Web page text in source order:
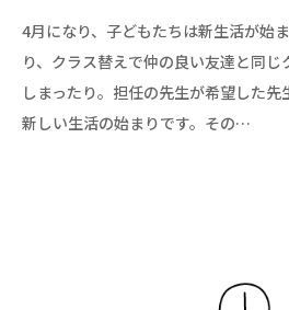
4月になり、子どもたちは新生活が始
り、クラス替えで仲の良い友達と同
しまったり。担任の先生が希望した
新しい生活の始まりです。その…